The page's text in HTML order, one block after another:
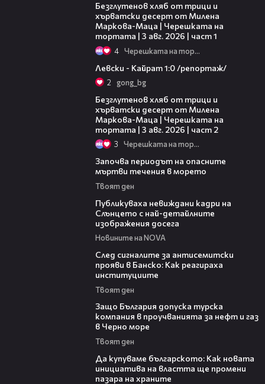
Безглутенов хляб от трици и
хърватски десерт от Милена
Маркова-Маца | Черешката на
тортата | 3 авг. 2026 | част 1
4 Черешката на тортата
Левски - Кайрат 1:0 /репортаж/
2 gong_bg
Безглутенов хляб от трици и
хърватски десерт от Милена
Маркова-Маца | Черешката на
тортата | 3 авг. 2026 | част 2
3 Черешката на тортата
Започва периодът на опасните
мъртви течения в морето
Твоят ден
Публикуваха невиждани кадри на
Слънцето с най-детайлните
изображения досега
Новините на NOVA
След сигналите за антисемитски
прояви в Банско: Как реагираха
институциите
Твоят ден
Защо България допуска турска
компания в проучванията за нефт и газ
в Черно море
Твоят ден
Да купуваме българското: Как новата
инициатива на властта ще промени
пазара на храните